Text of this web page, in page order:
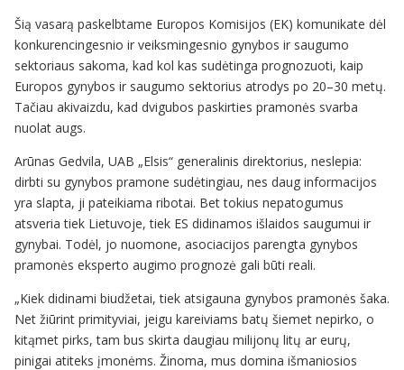
Šią vasarą paskelbtame Europos Komisijos (EK) komunikate dėl
konkurencingesnio ir veiksmingesnio gynybos ir saugumo
sektoriaus sakoma, kad kol kas sudėtinga prognozuoti, kaip
Europos gynybos ir saugumo sektorius atrodys po 20–30 metų.
Tačiau akivaizdu, kad dvigubos paskirties pramonės svarba
nuolat augs.
Arūnas Gedvila, UAB „Elsis“ generalinis direktorius, neslepia:
dirbti su gynybos pramone sudėtingiau, nes daug informacijos
yra slapta, ji pateikiama ribotai. Bet tokius nepatogumus
atsveria tiek Lietuvoje, tiek ES didinamos išlaidos saugumui ir
gynybai. Todėl, jo nuomone, asociacijos parengta gynybos
pramonės eksperto augimo prognozė gali būti reali.
„Kiek didinami biudžetai, tiek atsigauna gynybos pramonės šaka.
Net žiūrint primityviai, jeigu kareiviams batų šiemet nepirko, o
kitąmet pirks, tam bus skirta daugiau milijonų litų ar eurų,
pinigai atiteks įmonėms. Žinoma, mus domina išmaniosios